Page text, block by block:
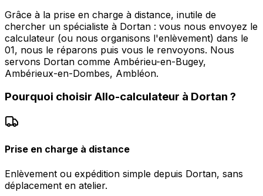
Grâce à la prise en charge à distance, inutile de
chercher un spécialiste à Dortan : vous nous envoyez le
calculateur (ou nous organisons l'enlèvement) dans le
01, nous le réparons puis vous le renvoyons. Nous
servons Dortan comme Ambérieu-en-Bugey,
Ambérieux-en-Dombes, Ambléon.
Pourquoi choisir Allo-calculateur à Dortan ?
Prise en charge à distance
Enlèvement ou expédition simple depuis Dortan, sans
déplacement en atelier.